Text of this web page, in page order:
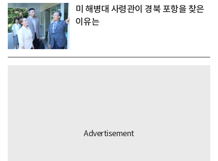
미 해병대 사령관이 경북 포항을 찾은
이유는